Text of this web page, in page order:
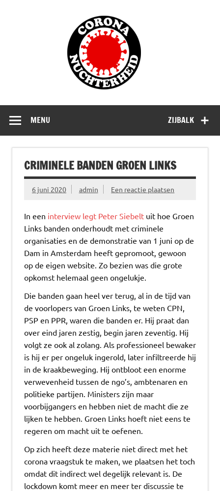
ZIJBALK
MENU
CRIMINELE BANDEN GROEN LINKS
6 juni 2020 admin Een reactie plaatsen
In een interview legt Peter Siebelt uit hoe Groen
Links banden onderhoudt met criminele
organisaties en de demonstratie van 1 juni op de
Dam in Amsterdam heeft gepromoot, gewoon
op de eigen website. Zo bezien was die grote
opkomst helemaal geen ongelukje.
Die banden gaan heel ver terug, al in de tijd van
de voorlopers van Groen Links, te weten CPN,
PSP en PPR, waren die banden er. Hij praat dan
over eind jaren zestig, begin jaren zeventig. Hij
volgt ze ook al zolang. Als professioneel bewaker
is hij er per ongeluk ingerold, later infiltreerde hij
in de kraakbeweging. Hij ontbloot een enorme
verwevenheid tussen de ngo’s, ambtenaren en
politieke partijen. Ministers zijn maar
voorbijgangers en hebben niet de macht die ze
lijken te hebben. Groen Links hoeft niet eens te
regeren om macht uit te oefenen.
Op zich heeft deze materie niet direct met het
corona vraagstuk te maken, we plaatsen het toch
omdat dit indirect wel degelijk relevant is. De
lockdown komt meer en meer ter discussie te